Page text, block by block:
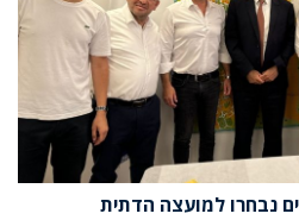
נבחרו למועצה הדתית